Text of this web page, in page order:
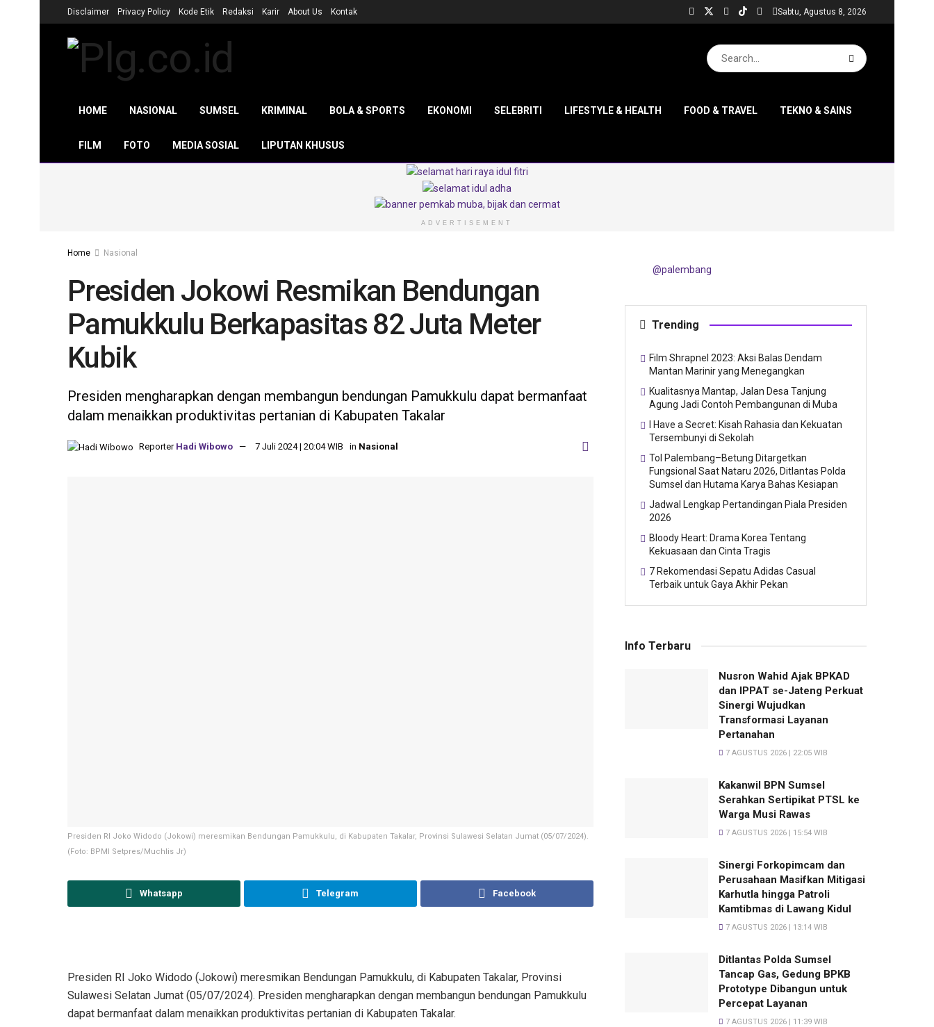
Disclaimer Privacy Policy Kode Etik Redaksi Karir About Us Kontak Sabtu, Agustus 8, 2026
HOME NASIONAL SUMSEL KRIMINAL BOLA & SPORTS EKONOMI SELEBRITI LIFESTYLE & HEALTH FOOD & TRAVEL TEKNO & SAINS
FILM FOTO MEDIA SOSIAL LIPUTAN KHUSUS
ADVERTISEMENT
Home Nasional
Presiden Jokowi Resmikan Bendungan
Pamukkulu Berkapasitas 82 Juta Meter
Kubik
Presiden mengharapkan dengan membangun bendungan Pamukkulu dapat bermanfaat
dalam menaikkan produktivitas pertanian di Kabupaten Takalar
Reporter Hadi Wibowo 7 Juli 2024 | 20:04 WIB in Nasional
Presiden RI Joko Widodo (Jokowi) meresmikan Bendungan Pamukkulu, di Kabupaten Takalar, Provinsi Sulawesi Selatan Jumat (05/07/2024).
(Foto: BPMI Setpres/Muchlis Jr)
Whatsapp Telegram Facebook
Presiden RI Joko Widodo (Jokowi) meresmikan Bendungan Pamukkulu, di Kabupaten Takalar, Provinsi
Sulawesi Selatan Jumat (05/07/2024). Presiden mengharapkan dengan membangun bendungan Pamukkulu
dapat bermanfaat dalam menaikkan produktivitas pertanian di Kabupaten Takalar.
@palembang
Trending
Film Shrapnel 2023: Aksi Balas Dendam
Mantan Marinir yang Menegangkan
Kualitasnya Mantap, Jalan Desa Tanjung
Agung Jadi Contoh Pembangunan di Muba
I Have a Secret: Kisah Rahasia dan Kekuatan
Tersembunyi di Sekolah
Tol Palembang–Betung Ditargetkan
Fungsional Saat Nataru 2026, Ditlantas Polda
Sumsel dan Hutama Karya Bahas Kesiapan
Jadwal Lengkap Pertandingan Piala Presiden
2026
Bloody Heart: Drama Korea Tentang
Kekuasaan dan Cinta Tragis
7 Rekomendasi Sepatu Adidas Casual
Terbaik untuk Gaya Akhir Pekan
Info Terbaru
Nusron Wahid Ajak BPKAD
dan IPPAT se-Jateng Perkuat
Sinergi Wujudkan
Transformasi Layanan
Pertanahan
7 AGUSTUS 2026 | 22:05 WIB
Kakanwil BPN Sumsel
Serahkan Sertipikat PTSL ke
Warga Musi Rawas
7 AGUSTUS 2026 | 15:54 WIB
Sinergi Forkopimcam dan
Perusahaan Masifkan Mitigasi
Karhutla hingga Patroli
Kamtibmas di Lawang Kidul
7 AGUSTUS 2026 | 13:14 WIB
Ditlantas Polda Sumsel
Tancap Gas, Gedung BPKB
Prototype Dibangun untuk
Percepat Layanan
7 AGUSTUS 2026 | 11:39 WIB